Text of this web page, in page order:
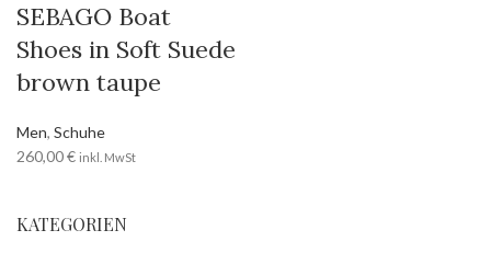
KATEGORIEN
SEBAGO Boat
Shoes in Soft Suede
brown taupe
Men, Schuhe
260,00€ inkl. MwSt